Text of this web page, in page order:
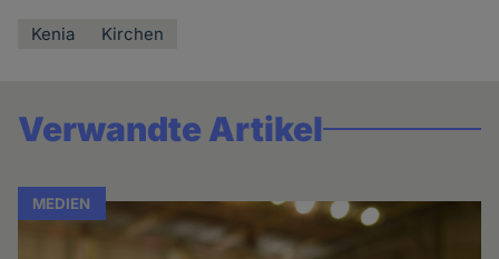
Kenia Kirchen
Verwandte Artikel
MEDIEN